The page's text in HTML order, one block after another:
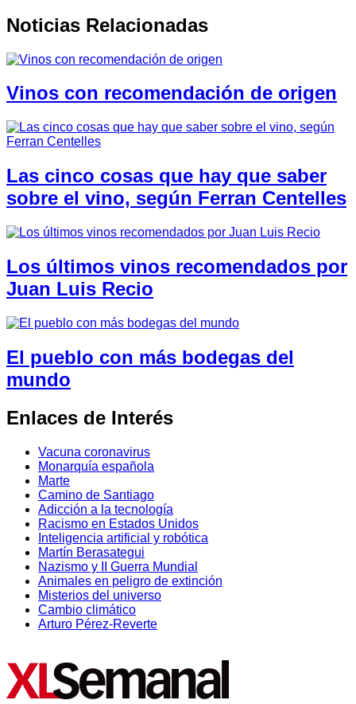
Noticias Relacionadas
Vinos con recomendación de origen
Las cinco cosas que hay que saber
sobre el vino, según Ferran Centelles
Los últimos vinos recomendados por
Juan Luis Recio
El pueblo con más bodegas del
mundo
Enlaces de Interés
Vacuna coronavirus
Monarquía española
Marte
Camino de Santiago
Adicción a la tecnología
Racismo en Estados Unidos
Inteligencia artificial y robótica
Martín Berasategui
Nazismo y II Guerra Mundial
Animales en peligro de extinción
Misterios del universo
Cambio climático
Arturo Pérez-Reverte